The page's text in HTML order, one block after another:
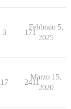
3 171
Febbraio 5,
2025
17 2411
Marzo 15,
2020